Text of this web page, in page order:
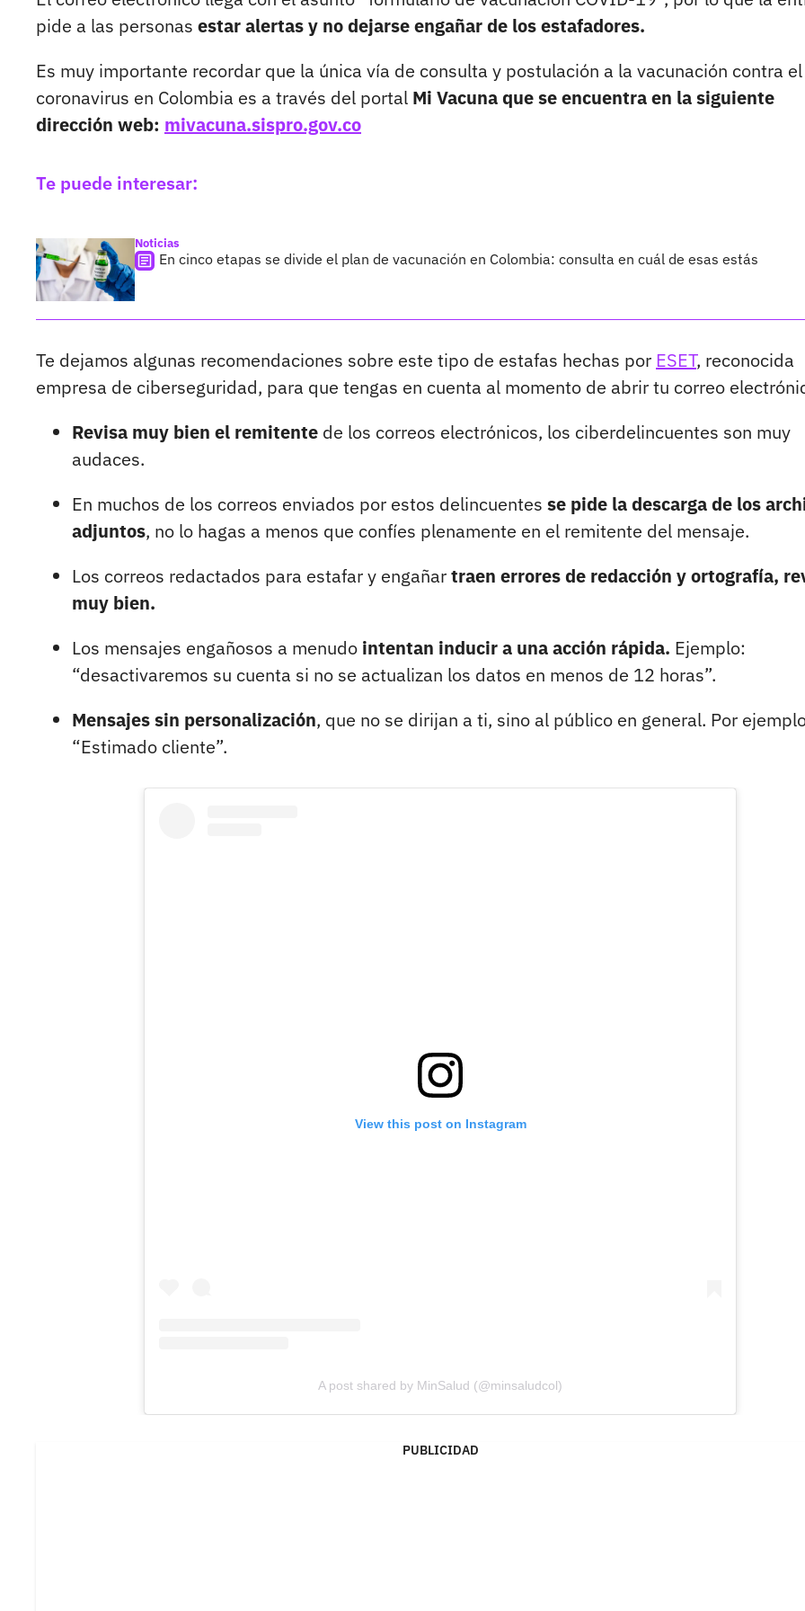
pide a las personas estar alertas y no dejarse engañar de los estafadores.
Es muy importante recordar que la única vía de consulta y postulación a la vacunación contra el
coronavirus en Colombia es a través del portal Mi Vacunaque se encuentra en la siguiente
dirección web: mivacuna.sispro.gov.co
Te puede interesar:
Noticias
En cinco etapas se divide el plan de vacunación en Colombia: consulta en cuál de esas estás
Te dejamos algunas recomendaciones sobre este tipo de estafas hechas por ESET, reconocida
empresa de ciberseguridad, para que tengas en cuenta al momento de abrir tu correo
Revisa muy bien el remitente de los correos electrónicos, los ciberdelincuentes son muy
audaces.
En muchos de los correos enviados por estos delincuentes se pide la descarga de los
adjuntos, no lo hagas a menos que confíes plenamente en el remitente del mensaje.
Los correos redactados para estafar y engañartraen errores de redacción y ortografía,
muy bien.
Los mensajes engañosos a menudo intentan inducir a una acción rápida. Ejemplo:
“desactivaremos su cuenta si no se actualizan los datos en menos de 12 horas”.
Mensajes sin personalización, que no se dirijan a ti, sino al público en general. Por
“Estimado cliente”.
View this post on Instagram
A post shared by MinSalud (@minsaludcol)
PUBLICIDAD